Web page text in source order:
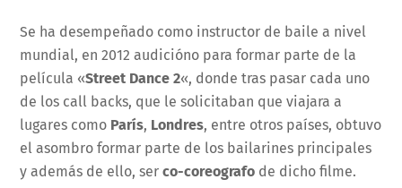
Se ha desempeñado como instructor de baile a nivel
mundial, en 2012 audicióno para formar parte de la
película «Street Dance 2«, donde tras pasar cada uno
de los call backs, que le solicitaban que viajara a
lugares como París, Londres, entre otros países, obtuvo
el asombro formar parte de los bailarines principales
y además de ello, serco-coreografo de dicho filme.